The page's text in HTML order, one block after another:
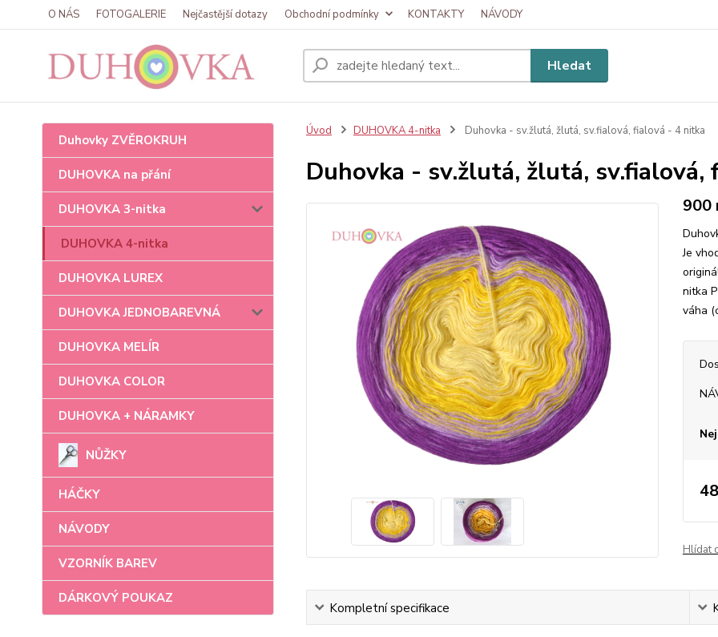
O NÁS FOTOGALERIE Nejčastější dotazy Obchodní podmínky KONTAKTY NÁVODY
Hledat
Duhovky ZVĚROKRUH
DUHOVKA na přání
DUHOVKA 3-nitka
DUHOVKA 4-nitka
DUHOVKA LUREX
DUHOVKA JEDNOBAREVNÁ
DUHOVKA MELÍR
DUHOVKA COLOR
DUHOVKA + NÁRAMKY
NŮŽKY
HÁČKY
NÁVODY
VZORNÍK BAREV
DÁRKOVÝ POUKAZ
Úvod DUHOVKA 4-nitka Duhovka - sv.žlutá, žlutá, sv.fialová, fialová - 4 nitka
Duhovka - sv.žlutá, žlutá,
900
Je
nitka
váha
Hlídat
Kompletní specifikace